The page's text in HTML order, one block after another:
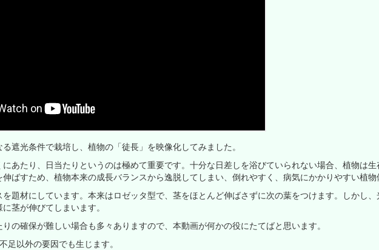
遮光条件で栽培し、植物の「徒長」を映像化してみました。
あたり、日当たりというのは極めて重要です。十分な日差しを浴びていられない場合、植物は
伸ばすため、植物本来の成長バランスから逸脱してしまい、倒れやすく、病気にかかりやすい植物
を題材にしています。本来はロゼッタ型で、茎をほとんど伸ばさずに次の葉をつけます。しかし
茎が伸びてしまいます。
の確保が難しい場合も多々ありますので、本動画が何かの役にたてばと思います。
足以外の要因でも生じます。